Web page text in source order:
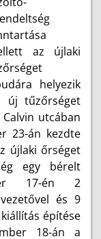
az újlaki
helyezik
új tűzőrséget
utcában
23-án kezdte
újlaki őrséget
egy bérelt
17-én 2
és 9
építése
18-án a